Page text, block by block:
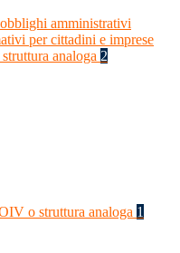
amministrativi
per cittadini e imprese
analoga 2
o struttura analoga 1